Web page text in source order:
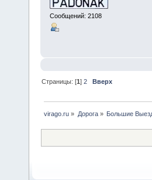
Сообщений: 2108
Страницы: [1]2 Вверх
virago.ru » Дорога» Большие